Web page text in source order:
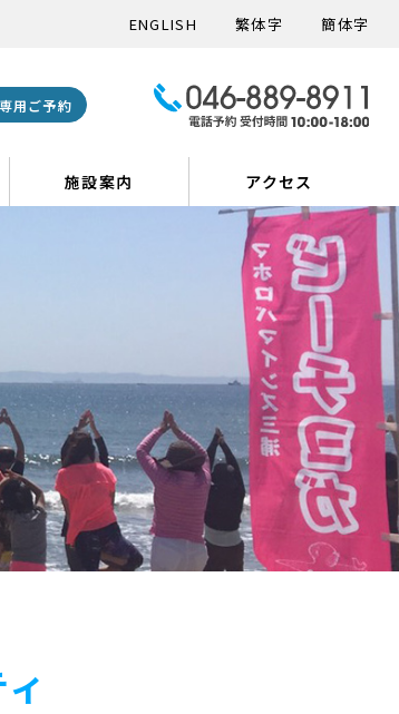
ENGLISH 繁体字 簡体字
用ご予約
施設案内 アクセス